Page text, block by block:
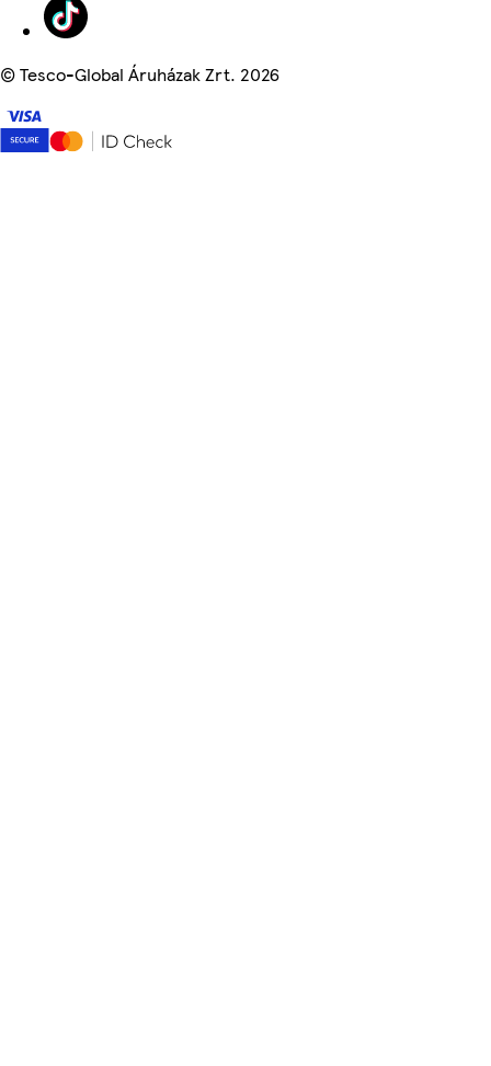
©Tesco-Global Áruházak Zrt. 2026